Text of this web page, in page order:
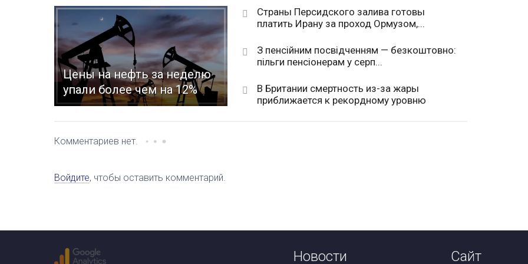
Цены на нефть за неделю
упали более чем на 12%
Страны Персидского залива готовы
платить Ирану за проход Ормузом,...
З пенсійним посвідченням — безкоштовно:
пільги пенсіонерам у серп...
В Британии смертность из-за жары
приближается к рекордному уровню
Комментариев нет.
Войдите, чтобы оставить комментарий.
Новости Сайт